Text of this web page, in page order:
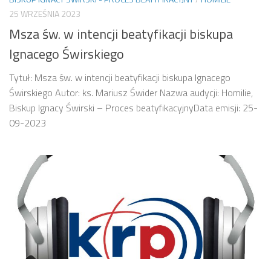
25 WRZEŚNIA 2023
Msza św. w intencji beatyfikacji biskupa
Ignacego Świrskiego
Tytuł: Msza św. w intencji beatyfikacji biskupa Ignacego
Świrskiego Autor: ks. Mariusz Świder Nazwa audycji: Homilie,
Biskup Ignacy Świrski – Proces beatyfikacyjnyData emisji: 25-
09-2023